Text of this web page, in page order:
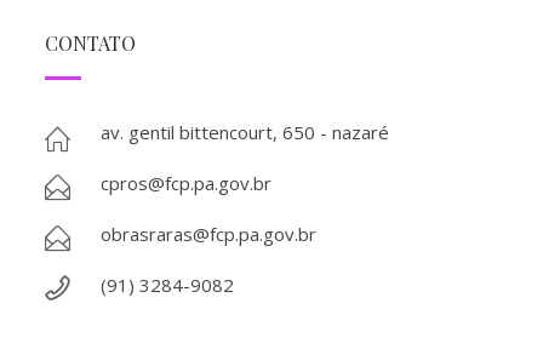
CONTATO
av. gentil bittencourt, 650 - nazaré
cpros@fcp.pa.gov.br
obrasraras@fcp.pa.gov.br
(91) 3284-9082